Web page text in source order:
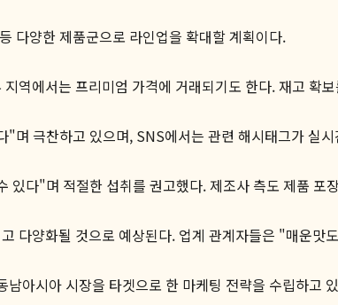
다양한 제품군으로 라인업을 확대할 계획이다.
역에서는 프리미엄 가격에 거래되기도 한다. 재고 확
며 극찬하고 있으며, SNS에서는 관련 해시태그가 실
있다"며 적절한 섭취를 권고했다. 제조사 측도 제품 포
다양화될 것으로 예상된다. 업계 관계자들은 "매운
아시아 시장을 타겟으로 한 마케팅 전략을 수립하고